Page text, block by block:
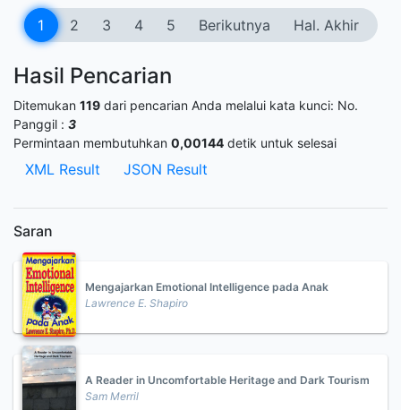
1 2 3 4 5 Berikutnya Hal. Akhir
Hasil Pencarian
Ditemukan 119 dari pencarian Anda melalui kata kunci: No.
Panggil : 3
Permintaan membutuhkan 0,00144 detik untuk selesai
XML Result JSON Result
Saran
Mengajarkan Emotional Intelligence pada Anak
Lawrence E. Shapiro
A Reader in Uncomfortable Heritage and Dark Tourism
Sam Merril